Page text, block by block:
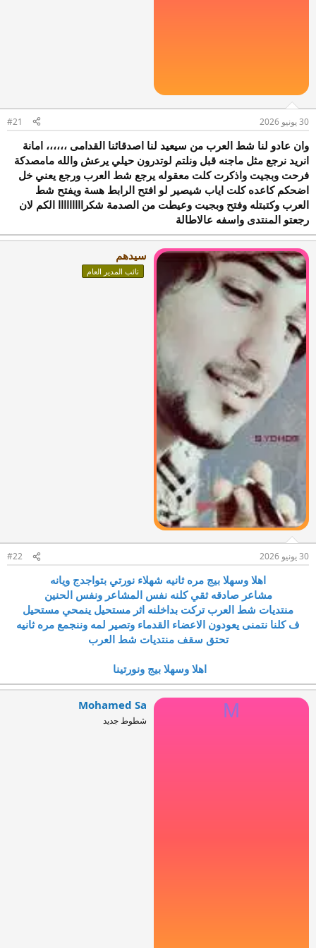
30 يونيو 2026 #21
وان عادو لنا شط العرب من سيعيد لنا اصدقائنا القدامى ،،،،،، امانة
انريد نرجع مثل ماجنه قبل ونلتم لوتدرون حيلي يرعش والله مامصدكة
فرحت وبجيت واذكرت كلت معقوله يرجع شط العرب ورجع يعني خل
اضحكم كاعده كلت اياب شيصير لو افتح الرابط هسة ويفتح شط
العرب وكتبتله وفتح وبجيت وعيطت من الصدمة شكرااااااااا الكم لان
رجعتو المنتدى واسفه عالاطالة
سيدهم
نائب المدير العام
30 يونيو 2026 #22
اهلا وسهلا بيج مره ثانيه شهلاء نورتي بتواجدج ويانه
مشاعر صادقه ثقي كلنه نفس المشاعر ونفس الحنين
منتديات شط العرب تركت بداخلنه اثر مستحيل ينمحي مستحيل
ف كلنا نتمنى يعودون الاعضاء القدماء وتصير لمه وننجمع مره ثانيه
تحتق سقف منتديات شط العرب
اهلا وسهلا بيج ونورتينا
M
Mohamed Sa
شطوط جديد